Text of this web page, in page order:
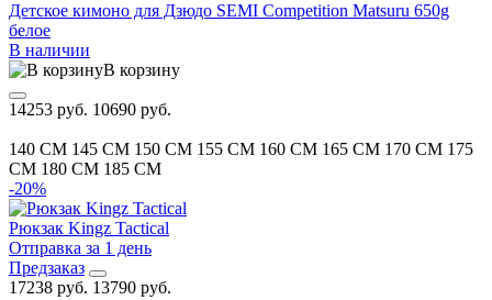
Детское кимоно для Дзюдо SEMI Competition Matsuru 650g
белое
В наличии
В корзину
14253 руб. 10690 руб.
140 CM 145 CM 150 CM 155 CM 160 CM 165 CM 170 CM 175
CM 180 CM 185 CM
-20%
Рюкзак Kingz Tactical
Отправка за 1 день
Предзаказ
17238 руб. 13790 руб.